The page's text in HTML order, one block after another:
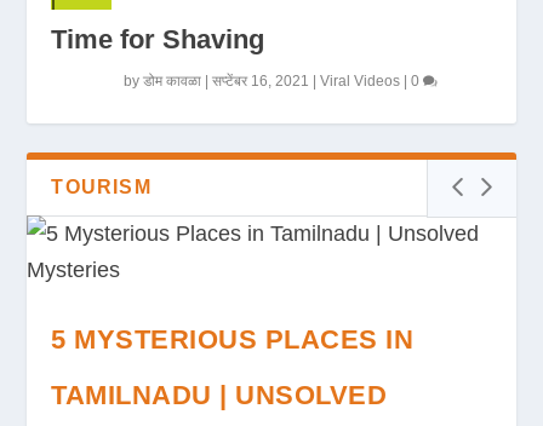
Time for Shaving
byडोम कावळा |सप्टेंबर 16, 2021 |Viral Videos |0
TOURISM
5 MYSTERIOUS PLACES IN
TAMILNADU | UNSOLVED